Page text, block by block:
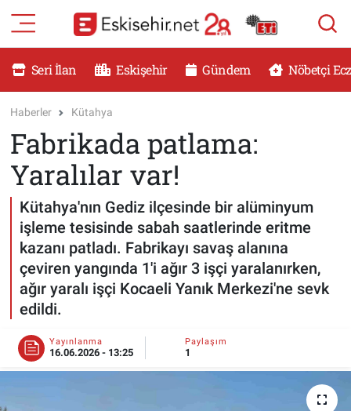
Seri İlan Eskişehir Gündem Nöbetçi
Haberler Kütahya
Fabrikada patlama:
Yaralılar var!
Kütahya'nın Gediz ilçesinde bir alüminyum
işleme tesisinde sabah saatlerinde eritme
kazanı patladı. Fabrikayı savaş alanına
çeviren yangında 1'i ağır 3 işçi yaralanırken,
ağır yaralı işçi Kocaeli Yanık Merkezi'ne sevk
edildi.
Yayınlanma
16.06.2026 - 13:25
Paylaşım
1
RESMİ İLANLAR
DÜNYA
SAĞLIK
MAGAZİN
KADIN
TEKNOLOJİ
YEMEK
Eskişehir Nöbetçi Eczaneler
Eskişehir Namaz Vakitleri
Eskişehir Trafik Yoğunluk Haritası
Süper Lig Puan Durumu ve Fikstür
Tüm Manşetler
Son Dakika Haberleri
Haber Arşivi